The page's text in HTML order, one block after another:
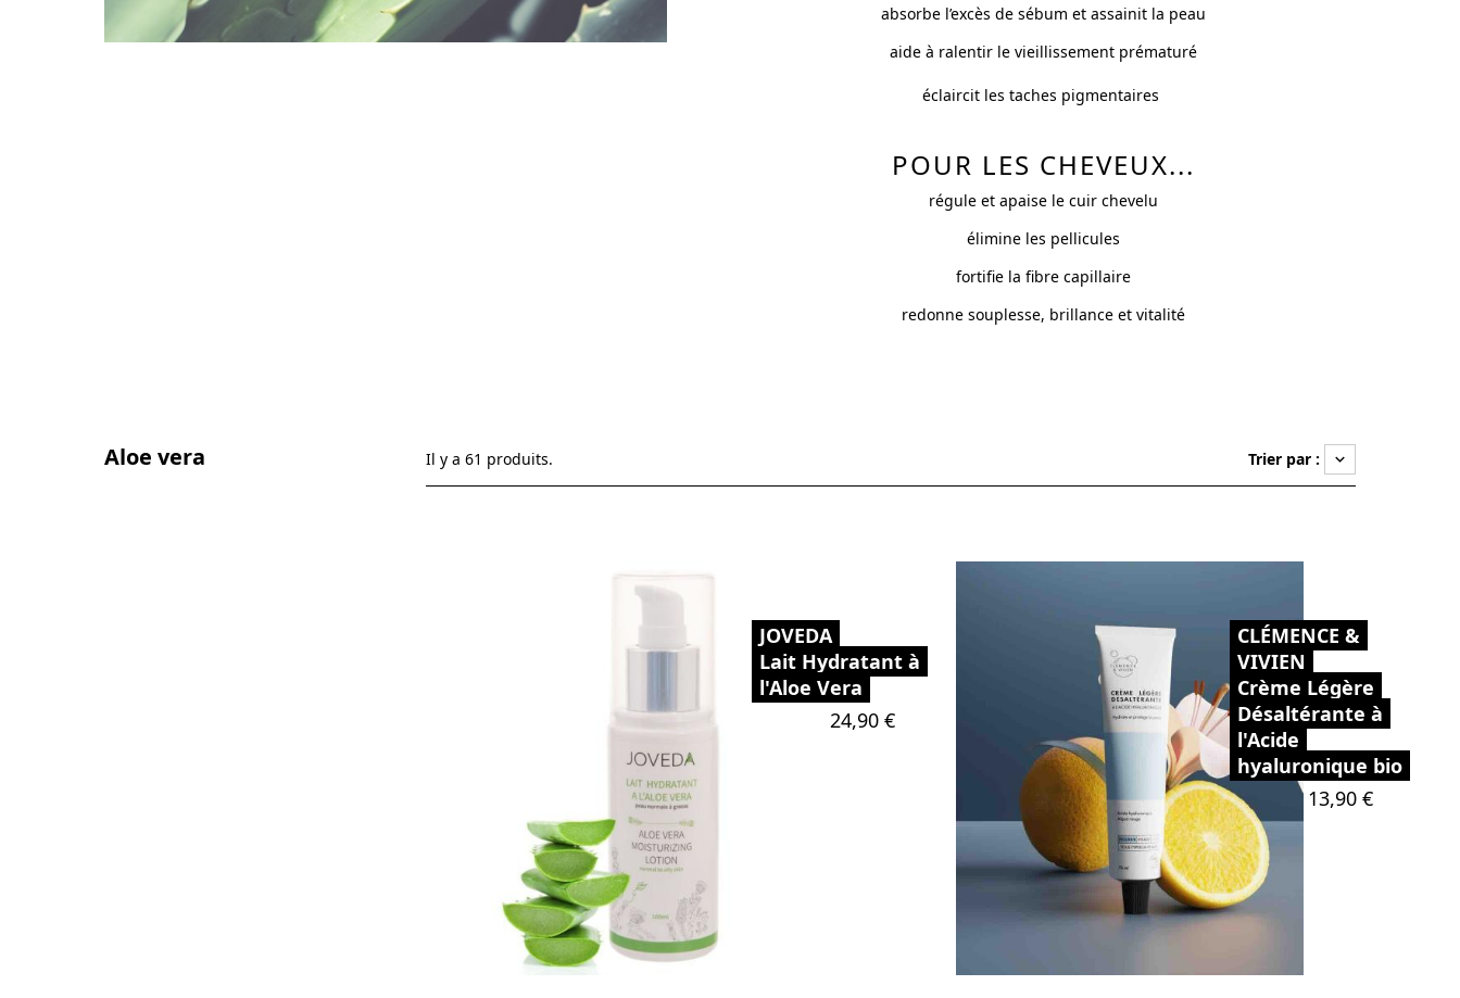
absorbe l’excès de sébum et assainit la peau
aide à ralentir le vieillissement prématuré
éclaircit les taches pigmentaires
POUR LES CHEVEUX...
régule et apaise le cuir chevelu
élimine les pellicules
fortifie la fibre capillaire
redonne souplesse, brillance et vitalité
Aloe vera Il y a 61 produits. Trier par : keyboard_arrow_down
JOVEDA
Lait Hydratant à
l'Aloe Vera
Prix
24,90 €
CLÉMENCE &
VIVIEN
Crème Légère
Désaltérante à
l'Acide
hyaluronique bio
Prix
13,90 €